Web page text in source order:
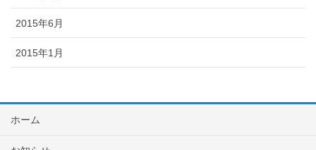
2015年6月
2015年1月
ホーム